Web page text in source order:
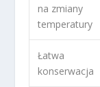
na zmiany
temperatury
Łatwa
konserwacja